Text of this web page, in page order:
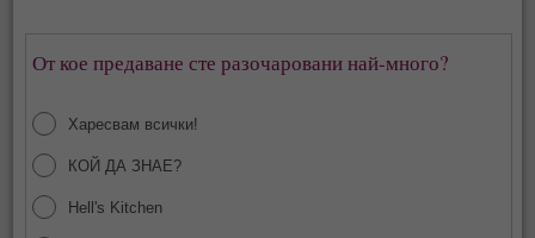
От кое предаване сте разочаровани най-много?
Харесвам всички!
КОЙ ДА ЗНАЕ?
Hell's Kitchen